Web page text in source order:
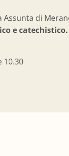
Assunta di
e catechistico.
10.30